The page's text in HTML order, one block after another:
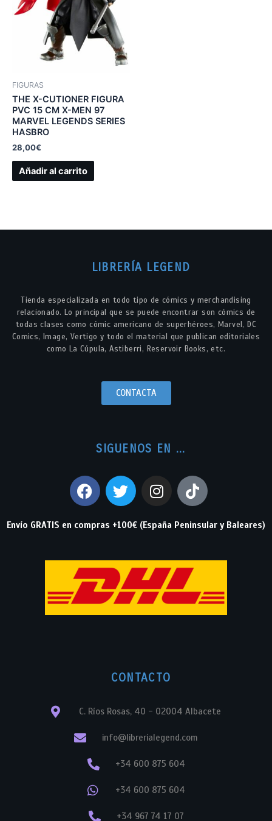
FIGURAS
THE X-CUTIONER FIGURA
PVC 15 CM X-MEN 97
MARVEL LEGENDS SERIES
HASBRO
28,00€
Añadir al carrito
LIBRERÍA LEGEND
Tienda especializada en todo tipo de cómics y merchandising
relacionado. Lo principal que se puede encontrar son cómics de
todas clases como cómic americano de superhéroes, Marvel, DC
Comics, Image, Vertigo y todo el material que publican editoriales
como La Cúpula, Astiberri, Reservoir Books, etc.
CONTACTA
SIGUENOS EN ...
Envío GRATIS en compras +100€ (España Peninsular y Baleares)
CONTACTO
C. Ríos Rosas, 40 - 02004 Albacete
info@librerialegend.com
+34 600 875 604
+34 600 875 604
+34 967 74 17 07